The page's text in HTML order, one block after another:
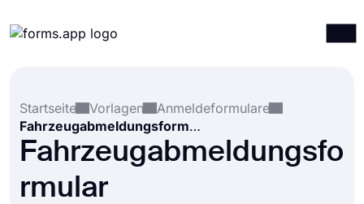
Integrationen
Vorlagen
Ressourcen
Startseite
Vorlagen
Anmeldeformulare
Fahrzeugabmeldungsformular
Fahrzeugabmeldungsfo
rmular